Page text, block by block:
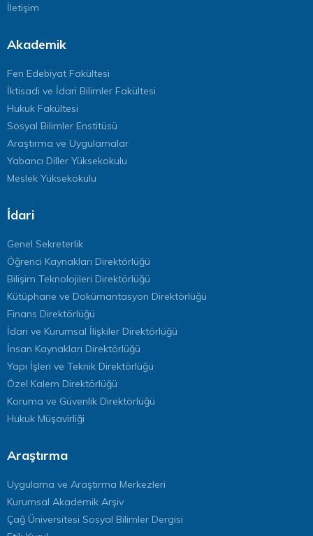
İletişim
Akademik
Fen Edebiyat Fakültesi
İktisadi ve İdari Bilimler Fakültesi
Hukuk Fakültesi
Sosyal Bilimler Enstitüsü
Araştırma ve Uygulamalar
Yabancı Diller Yüksekokulu
Meslek Yüksekokulu
İdari
Genel Sekreterlik
Öğrenci Kaynakları Direktörlüğü
Bilişim Teknolojileri Direktörlüğü
Kütüphane ve Dokümantasyon Direktörlüğü
Finans Direktörlüğü
İdari ve Kurumsal İlişkiler Direktörlüğü
İnsan Kaynakları Direktörlüğü
Yapı İşleri ve Teknik Direktörlüğü
Özel Kalem Direktörlüğü
Koruma ve Güvenlik Direktörlüğü
Hukuk Müşavirliği
Araştırma
Uygulama ve Araştırma Merkezleri
Kurumsal Akademik Arşiv
Çağ Üniversitesi Sosyal Bilimler Dergisi